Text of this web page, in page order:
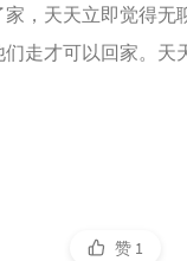
，天天立即觉得无
走才可以回家。
赞 1